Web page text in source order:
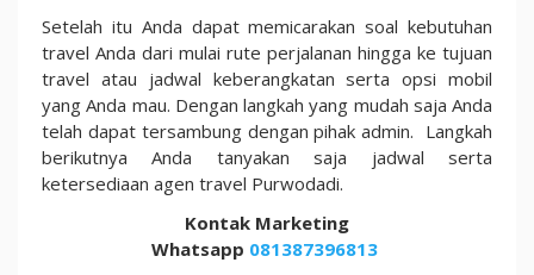
Setelah itu Anda dapat memicarakan soal kebutuhan
travel Anda dari mulai rute perjalanan hingga ke tujuan
travel atau jadwal keberangkatan serta opsi mobil
yang Anda mau. Dengan langkah yang mudah saja Anda
telah dapat tersambung dengan pihak admin. Langkah
berikutnya Anda tanyakan saja jadwal serta
ketersediaan agen travel Purwodadi.
Kontak Marketing
Whatsapp 081387396813